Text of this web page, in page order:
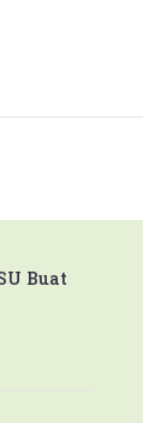
Buat